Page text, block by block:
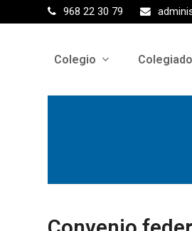
968 22 30 79
Colegio